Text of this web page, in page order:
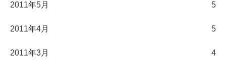
2011年5月 5
2011年4月 5
2011年3月 4